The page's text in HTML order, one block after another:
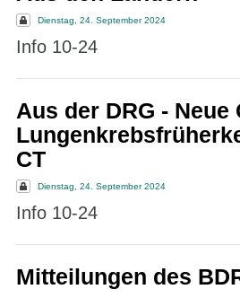
Dienstag, 24. September 2024
Info 10-24
Aus der DRG -
CT
Dienstag, 24. September 2024
Info 10-24
Mitteilungen des